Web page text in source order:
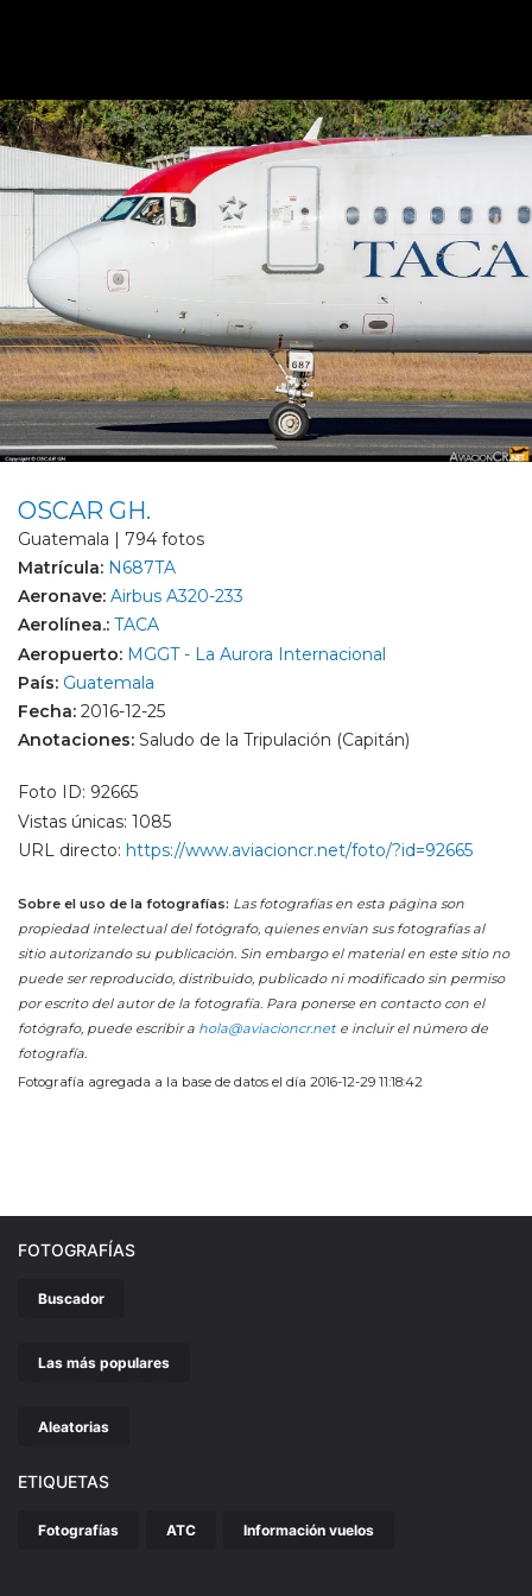
OSCAR GH.
Guatemala | 794 fotos
Matrícula: N687TA
Aeronave: Airbus A320-233
Aerolínea.: TACA
Aeropuerto: MGGT - La Aurora Internacional
País: Guatemala
Fecha: 2016-12-25
Anotaciones: Saludo de la Tripulación (Capitán)
Foto ID: 92665
Vistas únicas: 1085
URL directo: https://www.aviacioncr.net/foto/?id=92665
Sobre el uso de la fotografías: Las fotografías en esta página son
propiedad intelectual del fotógrafo, quienes envían sus fotografías al
sitio autorizando su publicación. Sin embargo el material en este sitio no
puede ser reproducido, distribuido, publicado ni modificado sin permiso
por escrito del autor de la fotografía. Para ponerse en contacto con el
fotógrafo, puede escribir a hola@aviacioncr.nete incluir el número de
fotografía.
Fotografía agregada a la base de datos el día 2016-12-29 11:18:42
FOTOGRAFÍAS
Buscador
Las más populares
Aleatorias
ETIQUETAS
Fotografías ATC Información vuelos